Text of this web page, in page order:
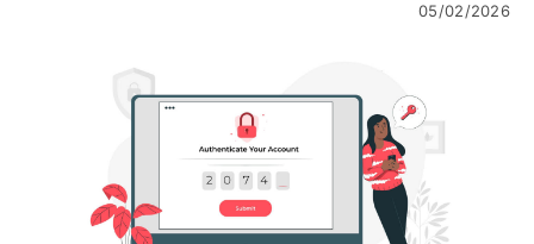
05/02/2026